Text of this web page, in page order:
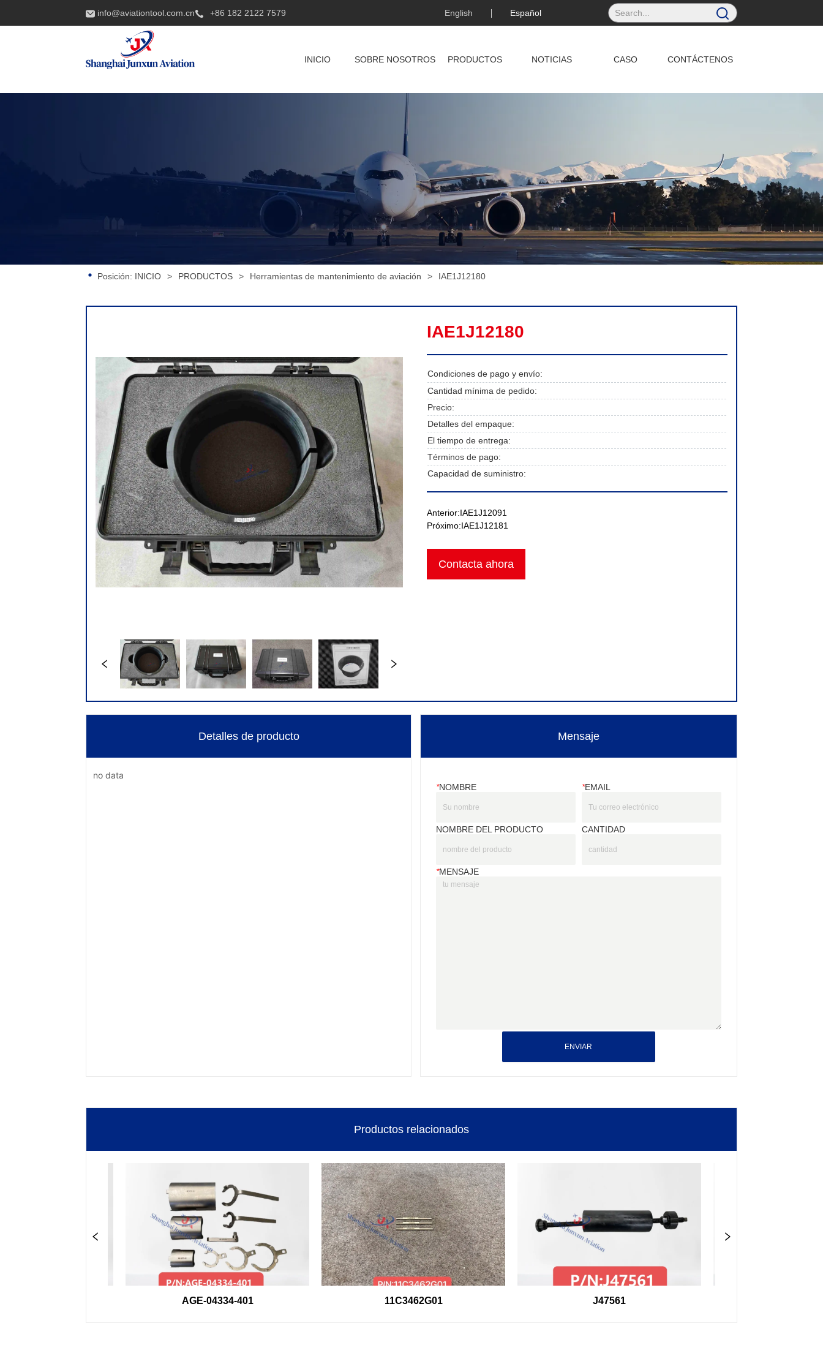
info@aviationtool.com.cn +86 182 2122 7579 English Español
INICIO SOBRE NOSOTROS PRODUCTOS NOTICIAS CASO CONTÁCTENOS
Posición: INICIO > PRODUCTOS > Herramientas de mantenimiento de aviación > IAE1J12180
IAE1J12180
Condiciones de pago y envío:
Cantidad mínima de pedido:
Precio:
Detalles del empaque:
El tiempo de entrega:
Términos de pago:
Capacidad de suministro:
Anterior:IAE1J12091
Próximo:IAE1J12181
Contacta ahora
Detalles de producto
no data
Mensaje
*NOMBRE *EMAIL
NOMBRE DEL PRODUCTO CANTIDAD
*MENSAJE
ENVIAR
Productos relacionados
AGE-04334-401 11C3462G01 J47561